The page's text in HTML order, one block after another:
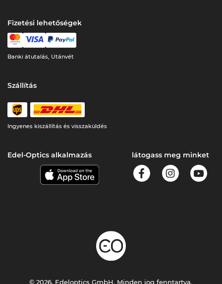
Fizetési lehetőségek
Banki átutalás, Utánvét
Szállítás
Ingyenes kiszállítás és visszaküldés
Edel-Optics alkalmazás látogass meg minket
© 2026, Edeloptics GmbH. Minden jog fenntartva.